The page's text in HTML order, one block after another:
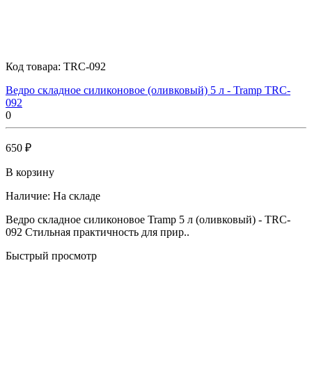
Код товара: TRC-092
Ведро складное силиконовое (оливковый) 5 л - Tramp TRC-
092
0
650 ₽
В корзину
Наличие: На складе
Ведро складное силиконовое Tramp 5 л (оливковый) - TRC-
092 Стильная практичность для прир..
Быстрый просмотр